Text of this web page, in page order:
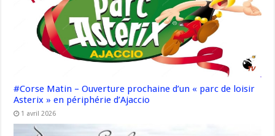
#Corse Matin – Ouverture prochaine d’un « parc de loisir
Asterix » en périphérie d’Ajaccio
1 avril 2026